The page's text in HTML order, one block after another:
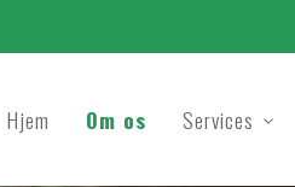
Hjem Om os Services